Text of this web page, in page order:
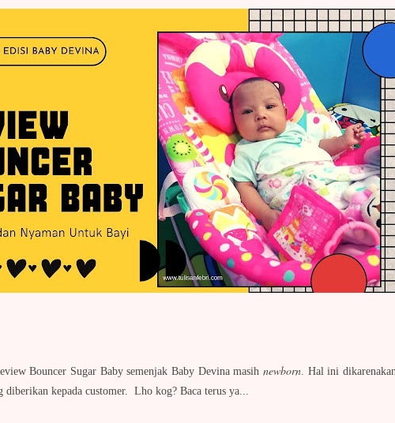
Bouncer Sugar Baby semenjak Baby Devina masih newborn. Hal ini
diberikan kepada customer. Lho kog? Baca terus ya...